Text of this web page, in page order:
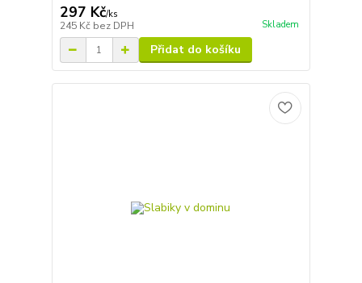
297 Kč/ks
245 Kč bez DPH Skladem
Přidat do košíku